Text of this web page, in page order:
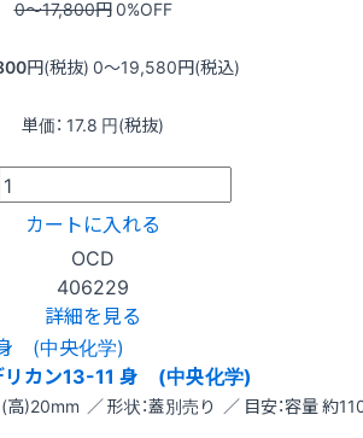
0〜17,800円0%OFF
円(税抜) 0〜19,580円(税込)
単価： 17.8 円(税抜)
カートに入れる
OCD
406229
詳細を見る
カン13-11 身 (中央化学)
)20mm ／ 形状：蓋別売り ／ 目安：容量 約